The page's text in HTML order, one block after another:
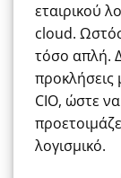
εταιρικού
cloud.
τόσο απλή.
προκλήσεις
CIO, ώστε
λογισμικό.